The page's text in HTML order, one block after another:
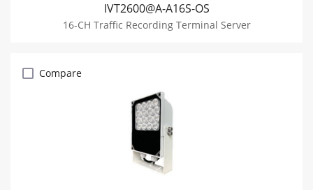
IVT2600@A-A16S-OS
16-CH Traffic Recording Terminal Server
Compare